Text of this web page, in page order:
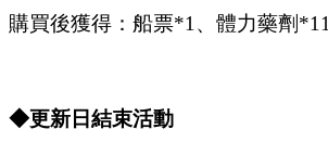
購買後獲得：船票*1、體力藥劑
◆更新日結束活動